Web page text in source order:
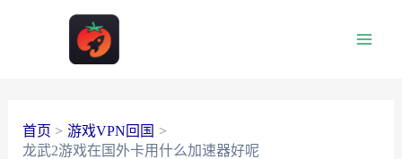
首页
游戏VPN回国
龙武2游戏在国外卡用什么加速器好呢